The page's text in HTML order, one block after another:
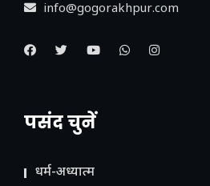
info@gogorakhpur.com
पसंद चुनें
धर्म-अध्यात्म